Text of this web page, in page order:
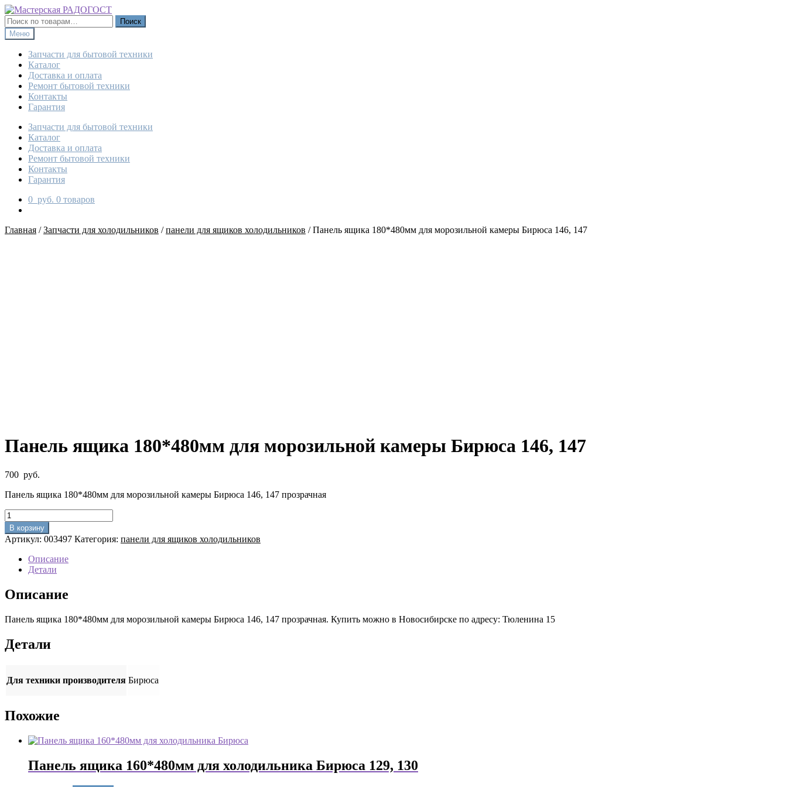
Перейти
к
навигации
Перейти
к
содержимому
Искать:
Поиск
Меню
Запчасти для бытовой техники
Каталог
Доставка и оплата
Ремонт бытовой техники
Контакты
Гарантия
Запчасти для бытовой техники
Каталог
Доставка и оплата
Ремонт бытовой техники
Контакты
Гарантия
0 руб. 0 товаров
Главная /Запчасти для холодильников /панели для ящиков холодильников /Панель ящика 180*480мм для морозильной камеры Бирюса 146, 147
Панель ящика 180*480мм для морозильной камеры Бирюса 146, 147
700 руб.
Панель ящика 180*480мм для морозильной камеры Бирюса 146, 147 прозрачная
Количество
товара
Панель
ящика
180*480мм
морозильной
камеры
Бирюса
147
В корзину
Артикул: 003497 Категория: панели для ящиков холодильников
Описание
Детали
Описание
Панель ящика 180*480мм для морозильной камеры Бирюса 146, 147 прозрачная. Купить можно в Новосибирске по адресу: Тюленина 15
Детали
Для техники производителя Бирюса
Похожие
Панель ящика 160*480мм для холодильника Бирюса 129, 130